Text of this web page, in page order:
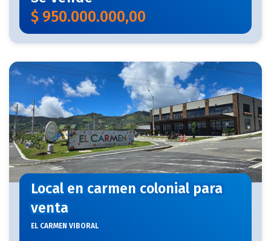
$ 950.000.000,00
Local en carmen colonial para
venta
EL CARMEN VIBORAL